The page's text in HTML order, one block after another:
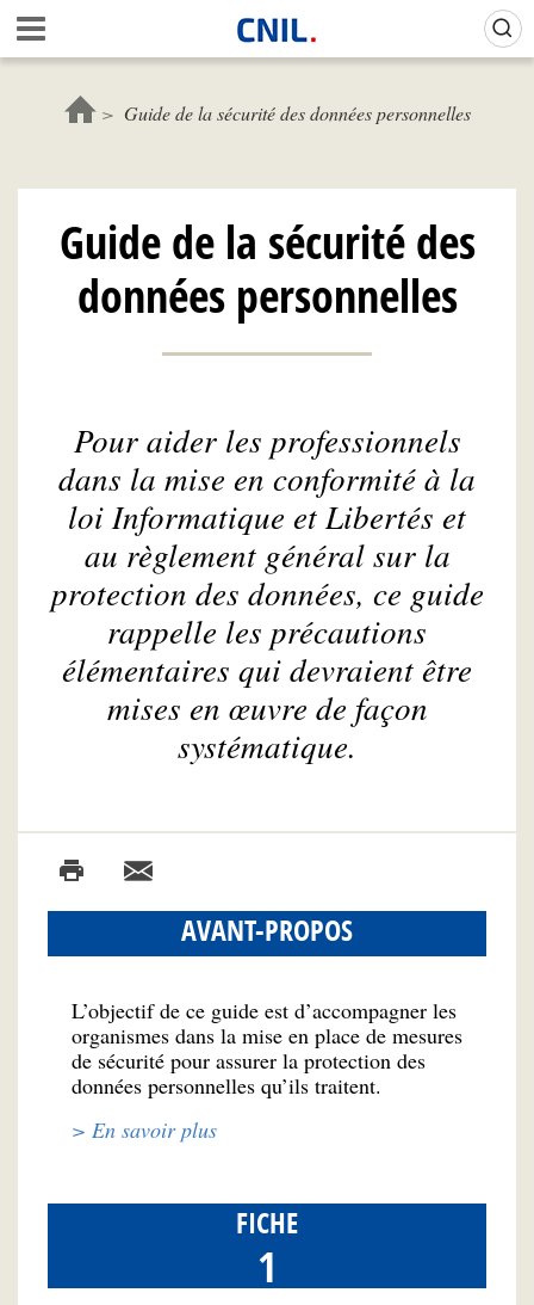
Aller
au
contenu
c
u
l
C
N
I
L
Guide de la sécurité des données personnelles
Guide de la sécurité des
données personnelles
Pour aider les professionnels
dans la mise en conformité à la
loi Informatique et Libertés et
au règlement général sur la
protection des données, ce guide
rappelle les précautions
élémentaires qui devraient être
mises en œuvre de façon
systématique.
AVANT-PROPOS
L’objectif de ce guide est d’accompagner les
organismes dans la mise en place de mesures
de sécurité pour assurer la protection des
données personnelles qu’ils traitent.
> En savoir plus
FICHE
1
Gestion de vos préférences sur les cookies (témoins de connexion)